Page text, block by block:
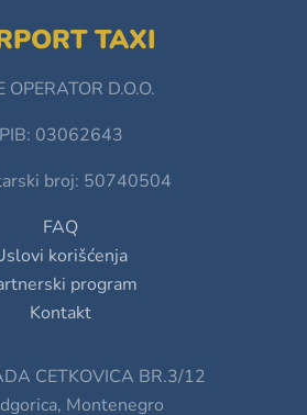
TAXI
OPERATOR D.O.O.
PIB: 03062643
broj: 50740504
FAQ
korišćenja
program
Kontakt
CETKOVICA BR.3/12
Montenegro